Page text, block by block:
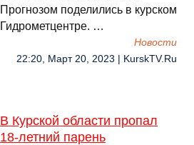
Прогнозом поделились в курском
Гидрометцентре. …
Новости
22:20, Март 20, 2023 | KurskTV.Ru
В Курской области пропал
18-летний парень